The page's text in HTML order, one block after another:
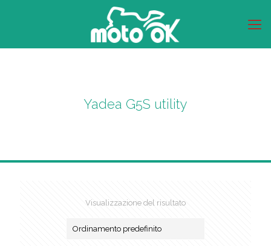
Yadea G5S utility
Visualizzazione del risultato